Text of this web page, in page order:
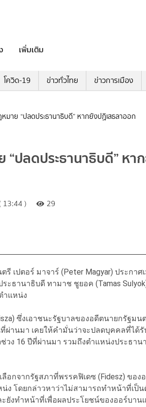
เพิ่มเติม
โควิด-19 ข่าวทั่วไทย ข่าวการเมือง
มาย “ปลดประธานาธิบดี” หากยังปฏิเสธลาออก
ปลดประธานาธิบดี” หา
) 29
เปตอร์ มาจาร์ (Peter Magyar) ประกาศ
ะธานาธิบดี ทามาช ชูยอค (Tamas
ำแหน่ง
ซึ่งเอาชนะรัฐบาลของอดีตนายกรัฐมน
ที่ผ่านมา เคยให้คำมั่นว่าจะปลดบุคคลที่ได้
ง 16 ปีที่ผ่านมา รวมถึงตำแหน่งประธา
ลือกจากรัฐสภาที่พรรคฟิเดซ (Fidesz) ของ
ง โดยกล่าวหาว่าไม่สามารถทำหน้าที่เป็
ยังทำหน้าที่เพื่อผลประโยชน์ของออร์บา